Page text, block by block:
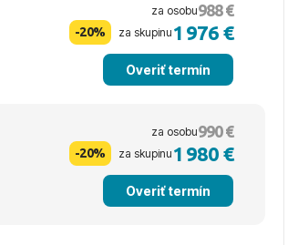
za osobu988 €
-20% za skupinu 1 976 €
Overiť termín
za osobu990 €
-20% za skupinu 1 980 €
Overiť termín